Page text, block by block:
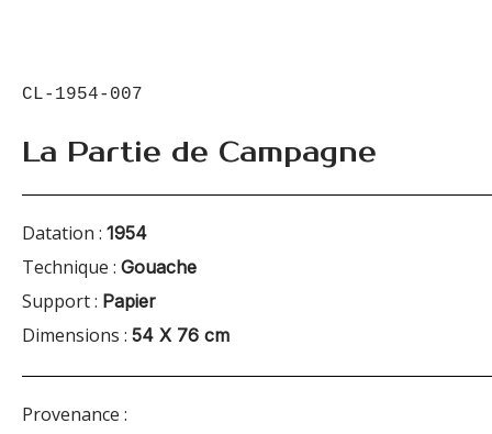
CL-1954-007
La Partie de Campagne
Datation : 1954
Technique : Gouache
Support : Papier
Dimensions : 54 X 76 cm
Provenance :